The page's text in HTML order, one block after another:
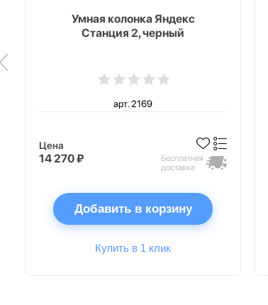
Умная колонка Яндекс
Станция 2, черный
арт. 2169
Цена
14 270 ₽
Бесплатная
доставка
Добавить в корзину
Купить в 1 клик